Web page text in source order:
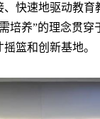
快速地驱动教
培养”的理念贯
篮和创新基地。